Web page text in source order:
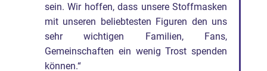
sein. Wir hoffen, dass unsere Stoffmasken
mit unseren beliebtesten Figuren den uns
sehr wichtigen Familien, Fans,
Gemeinschaften ein wenig Trost spenden
können.“